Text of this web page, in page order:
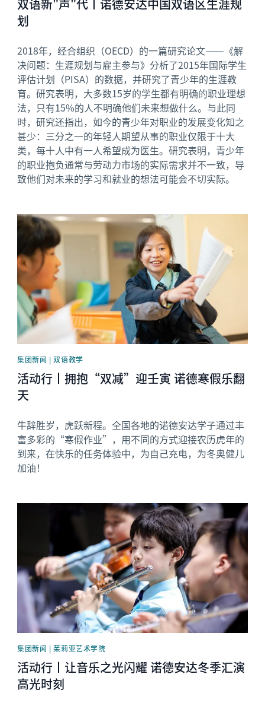
双语新"声"代丨诺德安达中国双语区生涯规
划
2018年，经合组织（OECD）的一篇研究论文——《解
决问题：生涯规划与雇主参与》分析了2015年国际学生
评估计划（PISA）的数据，并研究了青少年的生涯教
育。研究表明，大多数15岁的学生都有明确的职业理想
法，只有15%的人不明确他们未来想做什么。与此同
时，研究还指出，如今的青少年对职业的发展变化知之
甚少：三分之一的年轻人期望从事的职业仅限于十大
类，每十人中有一人希望成为医生。研究表明，青少年
的职业抱负通常与劳动力市场的实际需求并不一致，导
致他们对未来的学习和就业的想法可能会不切实际。
News image
集团新闻 | 双语教学
活动行丨拥抱“双减”迎壬寅 诺德寒假乐翻
天
牛辞胜岁，虎跃新程。全国各地的诺德安达学子通过丰
富多彩的“寒假作业”，用不同的方式迎接农历虎年的
到来，在快乐的任务体验中，为自己充电，为冬奥健儿
加油！
集团新闻 | 茱莉亚艺术学院
活动行丨让音乐之光闪耀 诺德安达冬季汇演
高光时刻